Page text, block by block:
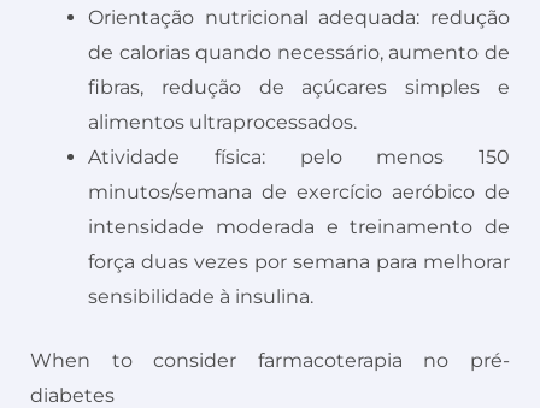
Orientação nutricional adequada: redução
de calorias quando necessário, aumento de
fibras, redução de açúcares simples e
alimentos ultraprocessados.
Atividade física: pelo menos 150
minutos/semana de exercício aeróbico de
intensidade moderada e treinamento de
força duas vezes por semana para melhorar
sensibilidade à insulina.
When to consider farmacoterapia no pré-
diabetes